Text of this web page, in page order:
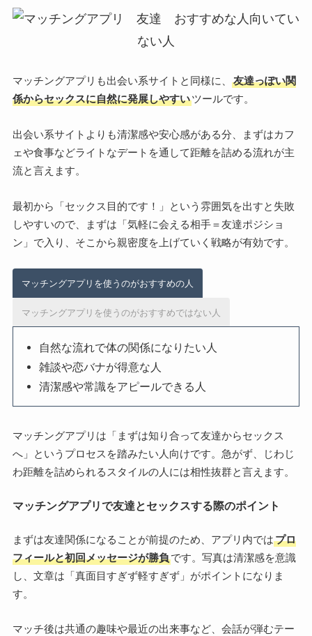
マッチングアプリも出会い系サイトと同様に、
友達っぽい関
係からセックスに自然に発展しやすいツールです。
出会い系サイトよりも清潔感や安心感がある分、まずはカフ
ェや食事などライトなデートを通して距離を詰める流れが主
流と言えます。
最初から「セックス目的です！」という雰囲気を出すと失敗
しやすいので、まずは「気軽に会える相手＝友達ポジショ
ン」で入り、そこから親密度を上げていく戦略が有効です。
マッチングアプリを使うのがおすすめの人
マッチングアプリを使うのがおすすめではない人
自然な流れで体の関係になりたい人
雑談や恋バナが得意な人
清潔感や常識をアピールできる人
マッチングアプリは「まずは知り合って友達からセックス
へ」というプロセスを踏みたい人向けです。急がず、じわじ
わ距離を詰められるスタイルの人には相性抜群と言えます。
マッチングアプリで友達とセックスする際のポイント
まずは友達関係になることが前提のため、アプリ内ではプロ
フィールと初回メッセージが勝負です。写真は清潔感を意識
し、文章は「真面目すぎず軽すぎず」がポイントになりま
す。
マッチ後は共通の趣味や最近の出来事など、会話が弾むテー